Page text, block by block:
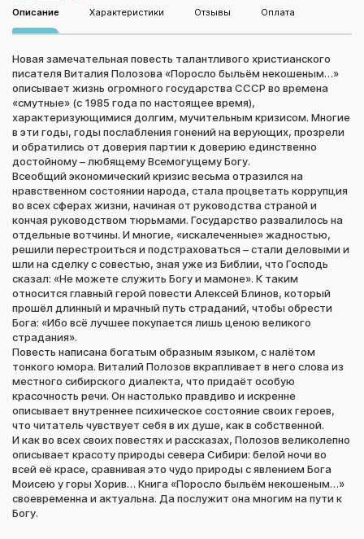
Описание Характеристики Отзывы Оплата
Новая замечательная повесть талантливого христианского
писателя Виталия Полозова «Поросло быльём некошеным…»
описывает жизнь огромного государства СССР во времена
«смутные» (с 1985 года по настоящее время),
характеризующимися долгим, мучительным кризисом. Многие
в эти годы, годы послабления гонений на верующих, прозрели
и обратились от доверия партии к доверию единственно
достойному – любящему Всемогущему Богу.
Всеобщий экономический кризис весьма отразился на
нравственном состоянии народа, стала процветать коррупция
во всех сферах жизни, начиная от руководства страной и
кончая руководством тюрьмами. Государство развалилось на
отдельные вотчины. И многие, «искалеченные» жадностью,
решили перестроиться и подстраховаться – стали деловыми и
шли на сделку с совестью, зная уже из Библии, что Господь
сказал: «Не можете служить Богу и мамоне». К таким
относится главный герой повести Алексей Блинов, который
прошёл длинный и мрачный путь страданий, чтобы обрести
Бога: «Ибо всё лучшее покупается лишь ценою великого
страдания».
Повесть написана богатым образным языком, с налётом
тонкого юмора. Виталий Полозов вкрапливает в него слова из
местного сибирского диалекта, что придаёт особую
красочность речи. Он настолько правдиво и искренне
описывает внутреннее психическое состояние своих героев,
что читатель чувствует себя в их душе, как в собственной.
И как во всех своих повестях и рассказах, Полозов великолепно
описывает красоту природы севера Сибири: белой ночи во
всей её красе, сравнивая это чудо природы с явлением Бога
Моисею у горы Хорив… Книга «Поросло быльём некошеным…»
своевременна и актуальна. Да послужит она многим на пути к
Богу.